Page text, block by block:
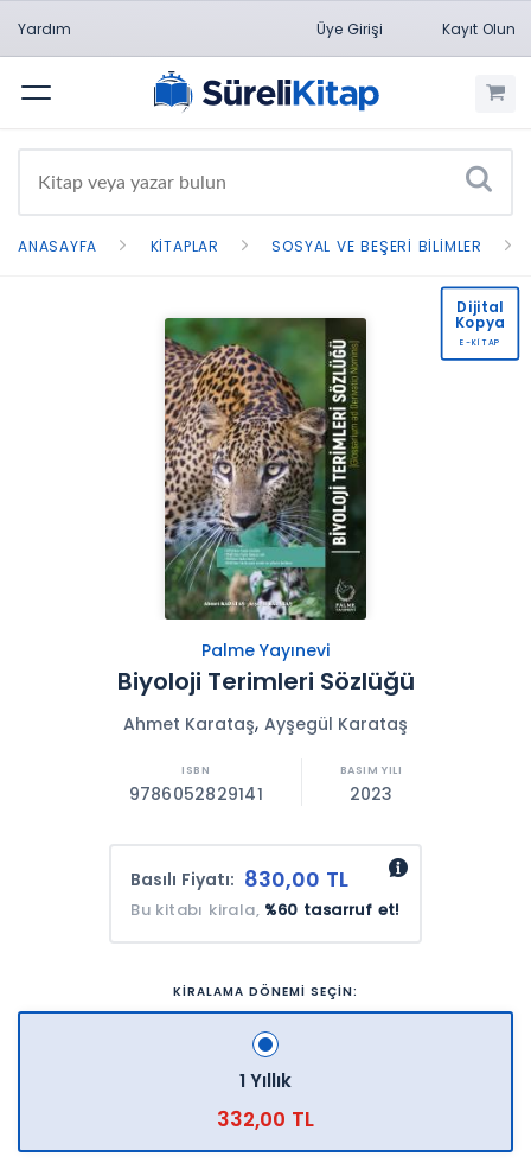
Yardım Üye Girişi Kayıt Olun
Menü
ANASAYFA KITAPLAR SOSYAL VE BEŞERI BILIMLER
Palme Yayınevi
Biyoloji Terimleri Sözlüğü
Ahmet Karataş, Ayşegül Karataş
9786052829141 2023
Basılı Fiyatı: 830,00 TL
Bu kitabı kirala, %60 tasarruf et!
KİRALAMA DÖNEMİ SEÇİN:
1 Yıllık
332,00 TL
Dijital
Kopya
E-KİTAP